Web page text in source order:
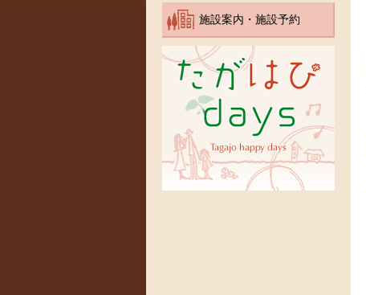
施設案内・施設予約